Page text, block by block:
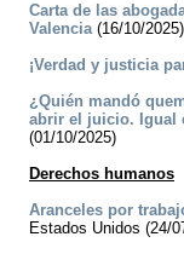
Carta de las
Valencia(16/10/2025)
¡Verdad y justicia
¿Quién mandó
abrir el juicio. Igual
(01/10/2025)
Derechos humanos
Aranceles por
Estados Unidos (24/